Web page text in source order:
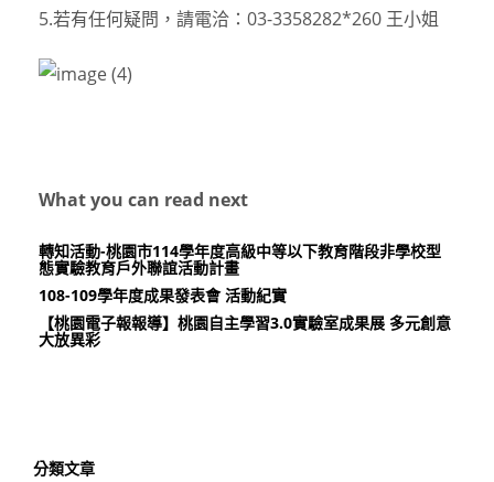
5.若有任何疑問，請電洽：03-3358282*260 王小姐
What you can read next
轉知活動-桃園市114學年度高級中等以下教育階段非學校型
態實驗教育戶外聯誼活動計畫
108-109學年度成果發表會 活動紀實
【桃園電子報報導】桃園自主學習3.0實驗室成果展 多元創意
大放異彩
分類文章